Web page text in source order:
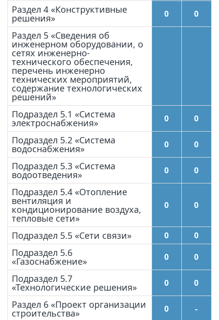
Раздел 4 «Конструктивные
решения» 0 0
Раздел 5 «Сведения об
инженерном оборудовании, о
сетях инженерно-
технического обеспечения,
перечень инженерно
технических мероприятий,
содержание технологических
решений»
Подраздел 5.1 «Система
электроснабжения» 0 0
Подраздел 5.2 «Система
водоснабжения» 0 0
Подраздел 5.3 «Система
водоотведения» 0 0
Подраздел 5.4 «Отопление
вентиляция и
кондиционирование воздуха,
тепловые сети»
0 0
Подраздел 5.5 «Сети связи» 0 0
Подраздел 5.6
«Газоснабжение» 0 0
Подраздел 5.7
«Технологические решения» 0 0
Раздел 6 «Проект организации
строительства» 0 -